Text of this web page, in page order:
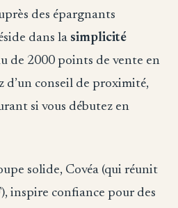
des épargnants
dans la simplicité
de 2000 points de vente en
d’un conseil de proximité,
si vous débutez en
solide, Covéa (qui réunit
inspire confiance pour des